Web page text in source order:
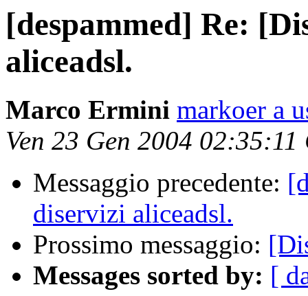
[despammed] Re:
aliceadsl.
Marco Ermini markoer a
Ven 23 Gen 2004 02:35:11
Messaggio precedente:
diservizi aliceadsl.
Prossimo messaggio:
Messages sorted by: [